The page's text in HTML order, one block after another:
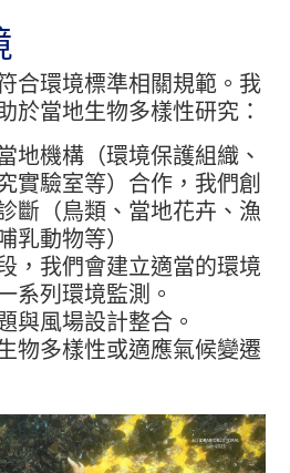
合環境標準相關規範。我
於當地生物多樣性研究：
地機構（環境保護組織、
實驗室等）合作，我們創
斷（鳥類、當地花卉、漁
乳動物等）
，我們會建立適當的環境
系列環境監測。
與風場設計整合。
物多樣性或適應氣候變遷